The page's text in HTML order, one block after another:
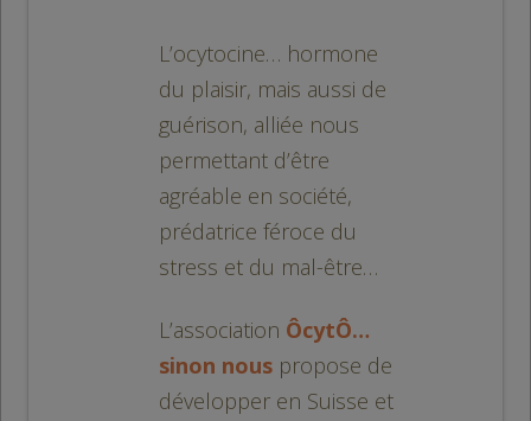
L’ocytocine… hormone
du plaisir, mais aussi de
guérison, alliée nous
permettant d’être
agréable en société,
prédatrice féroce du
stress et du mal-être…
L’association ÔcytÔ…
sinon nous propose de
développer en Suisse et